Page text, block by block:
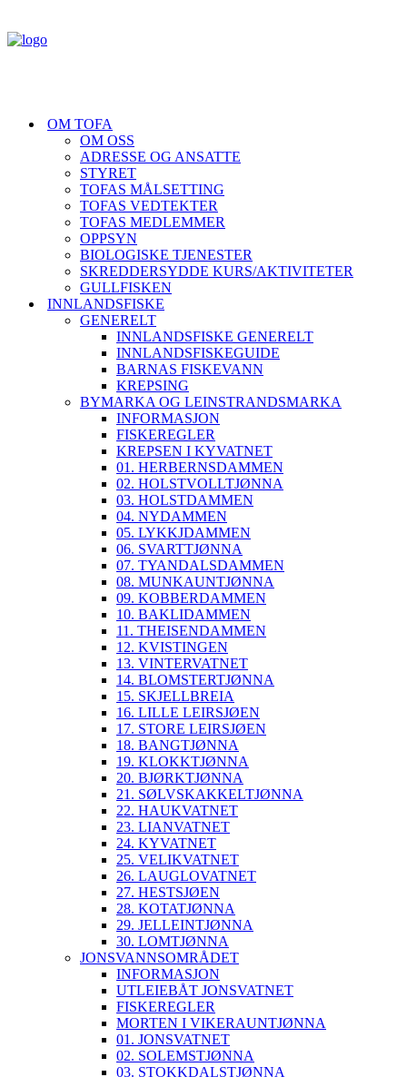
OM TOFA
OM OSS
ADRESSE OG ANSATTE
STYRET
TOFAS MÅLSETTING
TOFAS VEDTEKTER
TOFAS MEDLEMMER
OPPSYN
BIOLOGISKE TJENESTER
SKREDDERSYDDE KURS/AKTIVITETER
GULLFISKEN
INNLANDSFISKE
GENERELT
INNLANDSFISKE GENERELT
INNLANDSFISKEGUIDE
BARNAS FISKEVANN
KREPSING
BYMARKA OG LEINSTRANDSMARKA
INFORMASJON
FISKEREGLER
KREPSEN I KYVATNET
01. HERBERNSDAMMEN
02. HOLSTVOLLTJØNNA
03. HOLSTDAMMEN
04. NYDAMMEN
05. LYKKJDAMMEN
06. SVARTTJØNNA
07. TYANDALSDAMMEN
08. MUNKAUNTJØNNA
09. KOBBERDAMMEN
10. BAKLIDAMMEN
11. THEISENDAMMEN
12. KVISTINGEN
13. VINTERVATNET
14. BLOMSTERTJØNNA
15. SKJELLBREIA
16. LILLE LEIRSJØEN
17. STORE LEIRSJØEN
18. BANGTJØNNA
19. KLOKKTJØNNA
20. BJØRKTJØNNA
21. SØLVSKAKKELTJØNNA
22. HAUKVATNET
23. LIANVATNET
24. KYVATNET
25. VELIKVATNET
26. LAUGLOVATNET
27. HESTSJØEN
28. KOTATJØNNA
29. JELLEINTJØNNA
30. LOMTJØNNA
JONSVANNSOMRÅDET
INFORMASJON
UTLEIEBÅT JONSVATNET
FISKEREGLER
MORTEN I VIKERAUNTJØNNA
01. JONSVATNET
02. SOLEMSTJØNNA
03. STOKKDALSTJØNNA